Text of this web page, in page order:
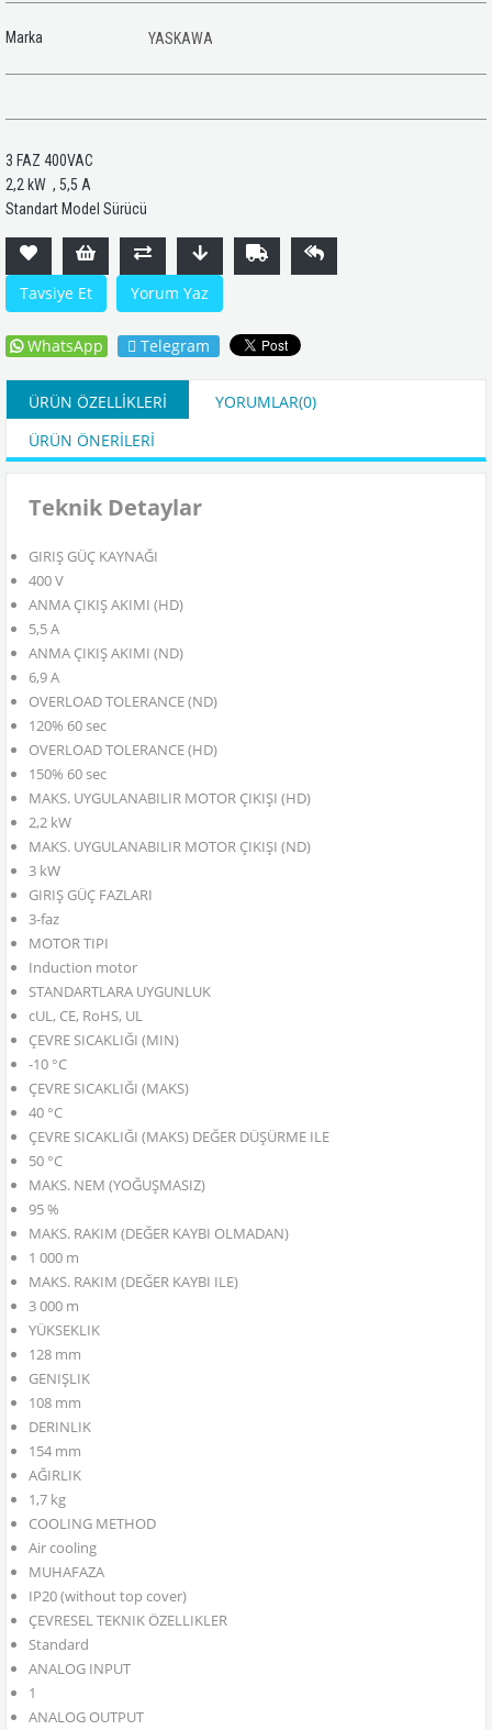
Marka YASKAWA
3 FAZ 400VAC
2,2 kW , 5,5 A
Standart Model Sürücü
Tavsiye Et Yorum Yaz
WhatsApp Telegram
ÜRÜN ÖZELLIKLERI YORUMLAR(0)
ÜRÜN ÖNERILERI
Teknik Detaylar
GIRIŞ GÜÇ KAYNAĞI
400 V
ANMA ÇIKIŞ AKIMI (HD)
5,5 A
ANMA ÇIKIŞ AKIMI (ND)
6,9 A
OVERLOAD TOLERANCE (ND)
120% 60 sec
OVERLOAD TOLERANCE (HD)
150% 60 sec
MAKS. UYGULANABILIR MOTOR ÇIKIŞI (HD)
2,2 kW
MAKS. UYGULANABILIR MOTOR ÇIKIŞI (ND)
3 kW
GIRIŞ GÜÇ FAZLARI
3-faz
MOTOR TIPI
Induction motor
STANDARTLARA UYGUNLUK
cUL, CE, RoHS, UL
ÇEVRE SICAKLIĞI (MIN)
-10 °C
ÇEVRE SICAKLIĞI (MAKS)
40 °C
ÇEVRE SICAKLIĞI (MAKS) DEĞER DÜŞÜRME ILE
50 °C
MAKS. NEM (YOĞUŞMASIZ)
95 %
MAKS. RAKIM (DEĞER KAYBI OLMADAN)
1 000 m
MAKS. RAKIM (DEĞER KAYBI ILE)
3 000 m
YÜKSEKLIK
128 mm
GENIŞLIK
108 mm
DERINLIK
154 mm
AĞIRLIK
1,7 kg
COOLING METHOD
Air cooling
MUHAFAZA
IP20 (without top cover)
ÇEVRESEL TEKNIK ÖZELLIKLER
Standard
ANALOG INPUT
1
ANALOG OUTPUT